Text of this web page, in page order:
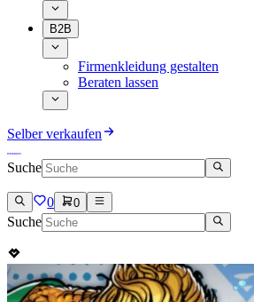
B2B
Firmenkleidung gestalten
Beraten lassen
Selber verkaufen
Suche
0 0
Suche